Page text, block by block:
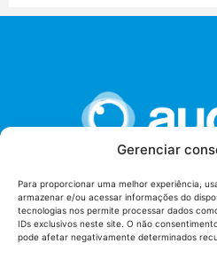
Gerenciar
Para proporcionar uma melhor experiência,
armazenar e/ou acessar informações do
tecnologias nos permite processar dados
IDs exclusivos neste site. O não
pode afetar negativamente determinados
União dos Auditores
Setor de Administração Federal